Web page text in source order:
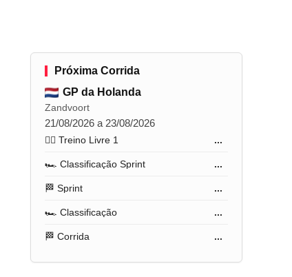
Próxima Corrida
GP da Holanda
Zandvoort
21/08/2026 a 23/08/2026
🏋️‍♂️ Treino Livre 1 ...
🏎️ Classificação Sprint ...
🏁 Sprint ...
🏎️ Classificação ...
🏁 Corrida ...